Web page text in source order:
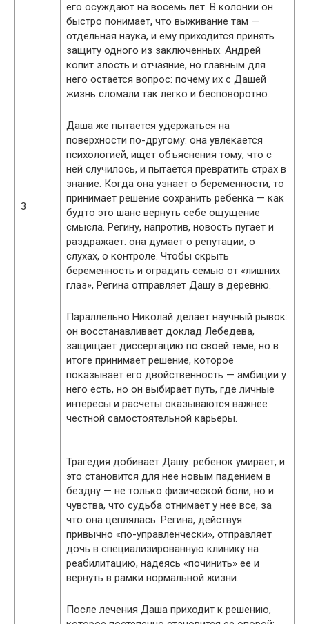
3
его осуждают на восемь лет. В колонии он
быстро понимает, что выживание там —
отдельная наука, и ему приходится принять
защиту одного из заключенных. Андрей
копит злость и отчаяние, но главным для
него остается вопрос: почему их с Дашей
жизнь сломали так легко и бесповоротно.
Даша же пытается удержаться на
поверхности по-другому: она увлекается
психологией, ищет объяснения тому, что с
ней случилось, и пытается превратить страх в
знание. Когда она узнает о беременности, то
принимает решение сохранить ребенка — как
будто это шанс вернуть себе ощущение
смысла. Регину, напротив, новость пугает и
раздражает: она думает о репутации, о
слухах, о контроле. Чтобы скрыть
беременность и оградить семью от «лишних
глаз», Регина отправляет Дашу в деревню.
Параллельно Николай делает научный рывок:
он восстанавливает доклад Лебедева,
защищает диссертацию по своей теме, но в
итоге принимает решение, которое
показывает его двойственность — амбиции у
него есть, но он выбирает путь, где личные
интересы и расчеты оказываются важнее
честной самостоятельной карьеры.
Трагедия добивает Дашу: ребенок умирает, и
это становится для нее новым падением в
бездну — не только физической боли, но и
чувства, что судьба отнимает у нее все, за
что она цеплялась. Регина, действуя
привычно «по-управленчески», отправляет
дочь в специализированную клинику на
реабилитацию, надеясь «починить» ее и
вернуть в рамки нормальной жизни.
После лечения Даша приходит к решению,